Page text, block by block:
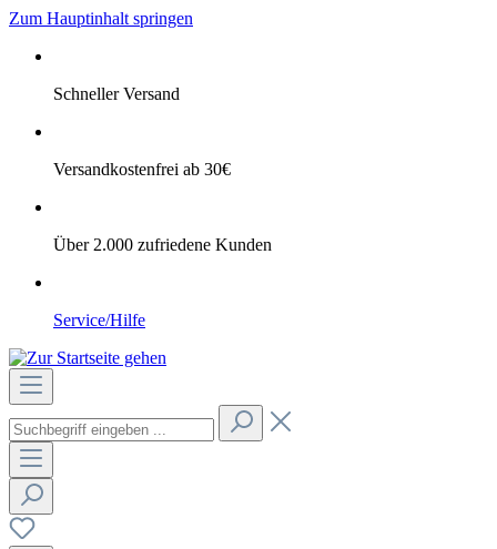
Zum Hauptinhalt springen
Schneller Versand
Versandkostenfrei ab 30€
Über 2.000 zufriedene Kunden
Service/Hilfe